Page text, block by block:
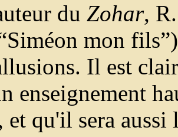
du Zohar,
mon
Il est
enseignement
et qu'il sera